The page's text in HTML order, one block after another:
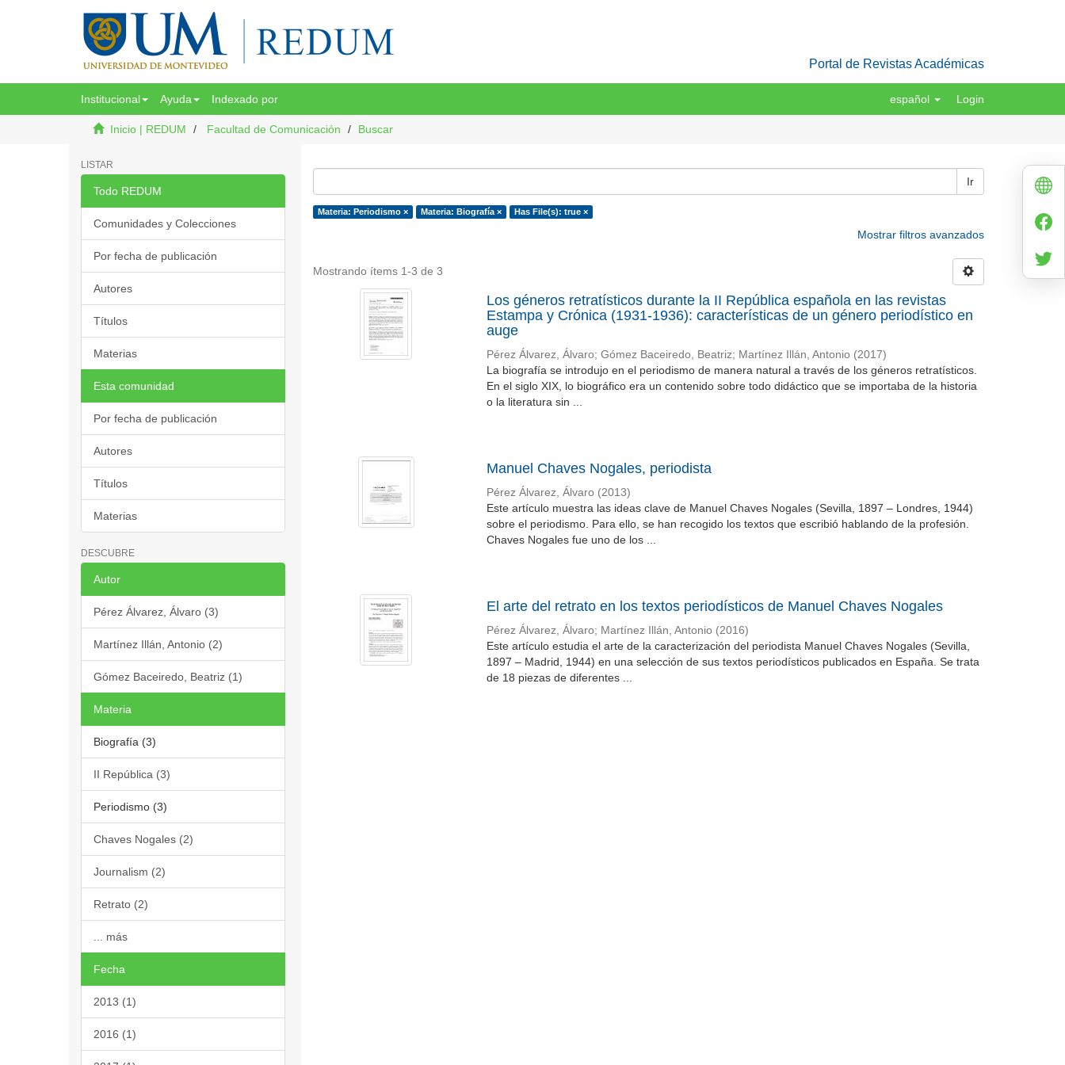
Portal de Revistas Académicas
Institucional Ayuda Indexado por español Login
Inicio | REDUM Facultad de Comunicación Buscar
LISTAR
Todo REDUM
Comunidades y Colecciones
Por fecha de publicación
Autores
Títulos
Materias
Esta comunidad
Por fecha de publicación
Autores
Títulos
Materias
DESCUBRE
Autor
Pérez Álvarez, Álvaro (3)
Martínez Illán, Antonio (2)
Gómez Baceiredo, Beatriz (1)
Materia
Biografía (3)
II República (3)
Periodismo (3)
Chaves Nogales (2)
Journalism (2)
Retrato (2)
... más
Fecha
2013 (1)
2016 (1)
Ir
Materia: Periodismo × Materia: Biografía × Has File(s): true ×
Mostrar filtros avanzados
Mostrando ítems 1-3 de 3
Los géneros retratísticos durante la II República española en las revistas
Estampa y Crónica (1931-1936): características de un género periodístico en
auge
Pérez Álvarez, Álvaro; Gómez Baceiredo, Beatriz; Martínez Illán, Antonio (2017)
La biografía se introdujo en el periodismo de manera natural a través de los géneros retratísticos.
En el siglo XIX, lo biográfico era un contenido sobre todo didáctico que se importaba de la historia
o la literatura sin ...
Manuel Chaves Nogales, periodista
Pérez Álvarez, Álvaro (2013)
Este artículo muestra las ideas clave de Manuel Chaves Nogales (Sevilla, 1897 – Londres, 1944)
sobre el periodismo. Para ello, se han recogido los textos que escribió hablando de la profesión.
Chaves Nogales fue uno de los ...
El arte del retrato en los textos periodísticos de Manuel Chaves Nogales
Pérez Álvarez, Álvaro; Martínez Illán, Antonio (2016)
Este artículo estudia el arte de la caracterización del periodista Manuel Chaves Nogales (Sevilla,
1897 – Madrid, 1944) en una selección de sus textos periodísticos publicados en España. Se trata
de 18 piezas de diferentes ...